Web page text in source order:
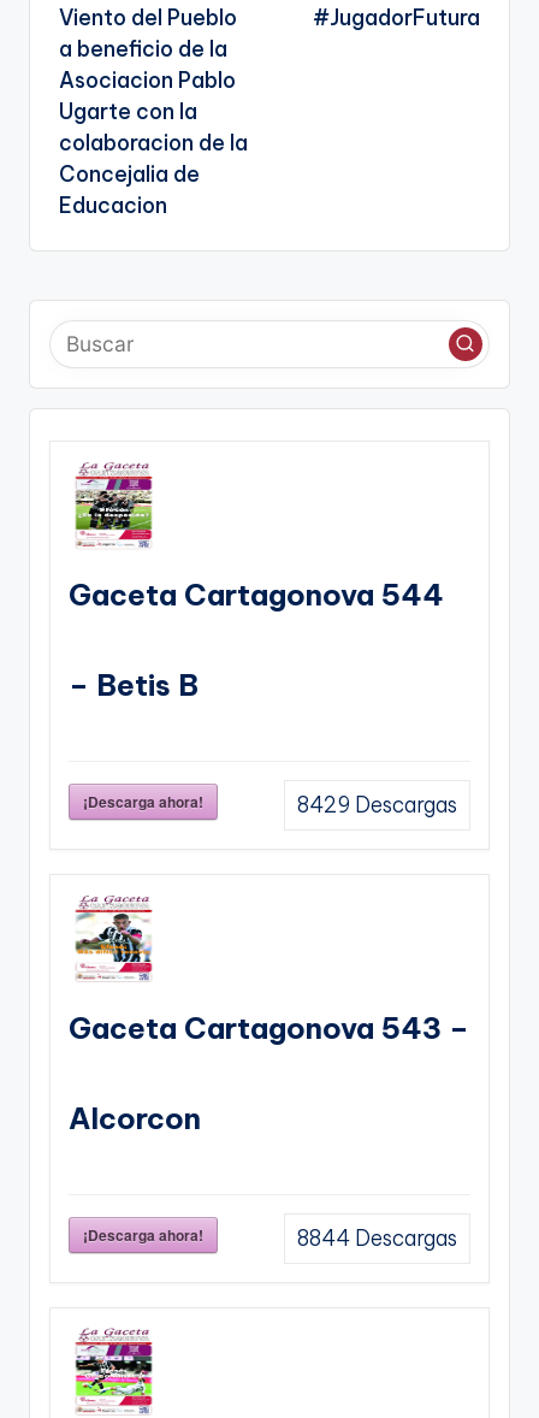
Viento del Pueblo
a beneficio de la
Asociacion Pablo
Ugarte con la
colaboracion de la
Concejalia de
Educacion
#JugadorFutura
Gaceta Cartagonova 544
– Betis B
¡Descarga ahora! 8429 Descargas
Gaceta Cartagonova 543 –
Alcorcon
¡Descarga ahora! 8844 Descargas